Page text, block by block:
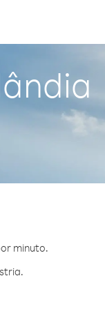
minuto.